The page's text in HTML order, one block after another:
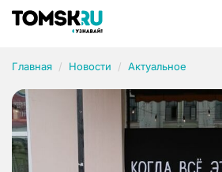
Главная Новости Актуальное